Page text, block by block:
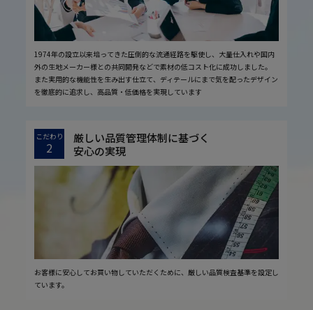
1974年の設立以来培ってきた圧倒的な流通経路を駆使し、大量仕入れや国内
外の生地メーカー様との共同開発などで素材の低コスト化に成功しました。
また実用的な機能性を生み出す仕立て、ディテールにまで気を配ったデザイン
を徹底的に追求し、高品質・低価格を実現しています
こだわり
2
厳しい品質管理体制に基づく
安心の実現
お客様に安心してお買い物していただくために、厳しい品質検査基準を設定し
ています。